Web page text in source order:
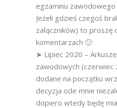
egzaminu
Jeżeli gdzieś czegoś
załączników) to proszę
komentarzach 🙂
➤ Lipiec 2020 –
zawodowych (czerwiec
dodane na początku
decyzja ode mnie
dopiero wtedy będę